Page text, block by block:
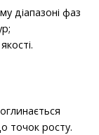
діапазоні фаз
точок росту.